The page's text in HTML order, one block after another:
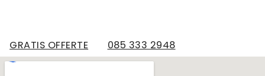
GRATIS OFFERTE 085 333 2948